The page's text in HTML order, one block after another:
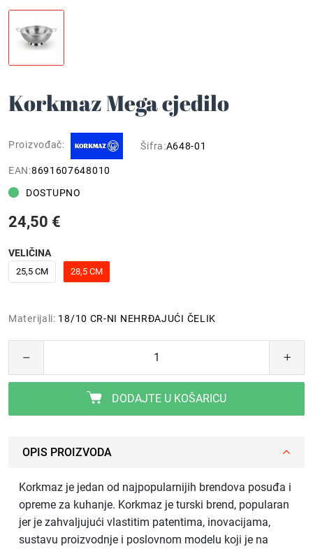
Korkmaz Mega cjedilo
Proizvođač: Šifra:A648-01
EAN:8691607648010
DOSTUPNO
24,50 €
VELIČINA
25,5 CM 28,5 CM
Materijali: 18/10 CR-NI NEHRĐAJUĆI ČELIK
DODAJTE U KOŠARICU
OPIS PROIZVODA
Korkmaz je jedan od najpopularnijih brendova posuđa i
opreme za kuhanje. Korkmaz je turski brend, popularan
jer je zahvaljujući vlastitim patentima, inovacijama,
sustavu proizvodnje i poslovnom modelu koji je na